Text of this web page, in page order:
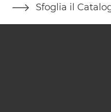
Sfoglia il